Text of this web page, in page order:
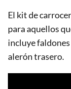
El kit de
para aquellos
incluye
alerón trasero.